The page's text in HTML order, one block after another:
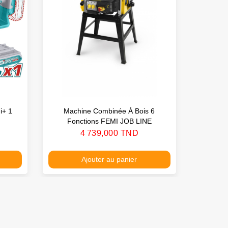
1
Machine Combinée À Bois 6
Fonctions FEMI JOB LINE
Prix
4 739,000 TND
Ajouter au panier